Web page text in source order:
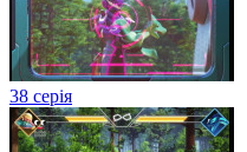
38 серія